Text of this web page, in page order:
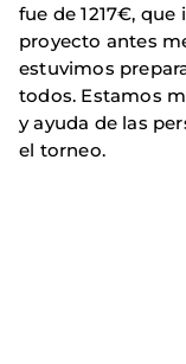
fue de 1217€,
proyecto antes
estuvimos
todos. Estamos
y ayuda de las
el torneo.